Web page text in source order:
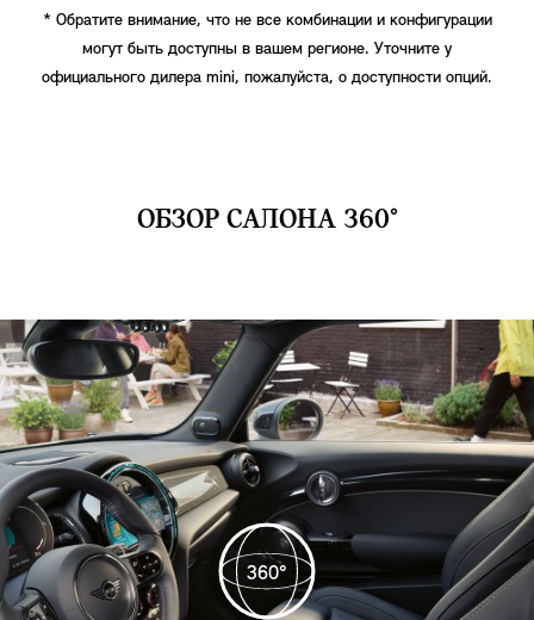
* Обратите внимание, что не все комбинации и конфигурации
могут быть доступны в вашем регионе. Уточните у
официального дилера mini, пожалуйста, о доступности опций.
ОБЗОР САЛОНА 360°